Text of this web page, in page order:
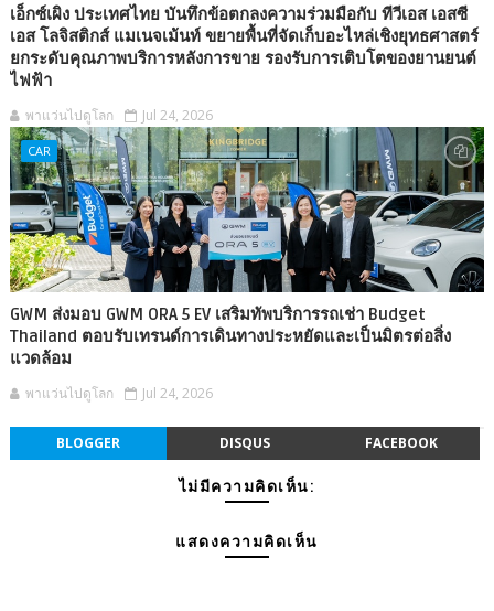
เอ็กซ์เผิง ประเทศไทย บันทึกข้อตกลงความร่วมมือกับ ทีวีเอส เอสซี
เอส โลจิสติกส์ แมเนจเม้นท์ ขยายพื้นที่จัดเก็บอะไหล่เชิงยุทธศาสตร์
ยกระดับคุณภาพบริการหลังการขาย รองรับการเติบโตของยานยนต์
ไฟฟ้า
พาแว่นไปดูโลก Jul 24, 2026
CAR
GWM ส่งมอบ GWM ORA 5 EV เสริมทัพบริการรถเช่า Budget
Thailand ตอบรับเทรนด์การเดินทางประหยัดและเป็นมิตรต่อสิ่ง
แวดล้อม
พาแว่นไปดูโลก Jul 24, 2026
BLOGGER DISQUS FACEBOOK
ไม่มีความคิดเห็น:
แสดงความคิดเห็น